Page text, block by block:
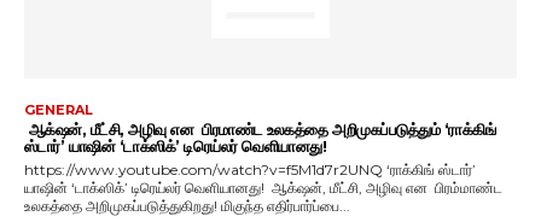
GENERAL
ஆக்‌ஷன், மீட்சி, அழிவு என பிரமாண்ட உலகத்தை அறிமுகப்படுத்தும் ‘ராக்கிங்
ஸ்டார்’ யாஷின் ‘டாக்ஸிக்’ டிரெய்லர் வெளியானது!
https://www.youtube.com/watch?v=f5M1d7r2UNQ ‘ராக்கிங் ஸ்டார்’
யாஷின் ‘டாக்ஸிக்’ டிரெய்லர் வெளியானது! ஆக்‌ஷன், மீட்சி, அழிவு என பிரம்மாண்ட
உலகத்தை அறிமுகப்படுத்துகிறது! மிகுந்த எதிர்பார்ப்பை...